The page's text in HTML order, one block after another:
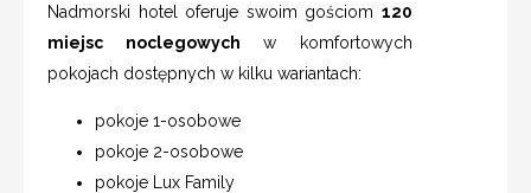
Nadmorski hotel oferuje swoim gościom 120
miejsc noclegowych w komfortowych
pokojach dostępnych w kilku wariantach:
pokoje 1-osobowe
pokoje 2-osobowe
pokoje Lux Family